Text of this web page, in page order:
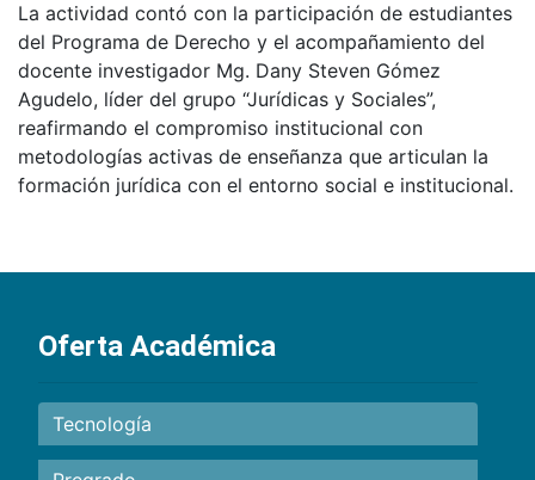
La actividad contó con la participación de estudiantes
del Programa de Derecho y el acompañamiento del
docente investigador Mg. Dany Steven Gómez
Agudelo, líder del grupo “Jurídicas y Sociales”,
reafirmando el compromiso institucional con
metodologías activas de enseñanza que articulan la
formación jurídica con el entorno social e institucional.
Oferta Académica
Tecnología